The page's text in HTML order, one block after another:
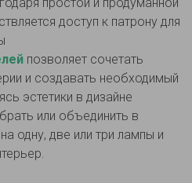
доступ к патрону для
позволяет сочетать
и создавать необходимый
эстетики в дизайне
или объединить в
одну, две или три лампы и